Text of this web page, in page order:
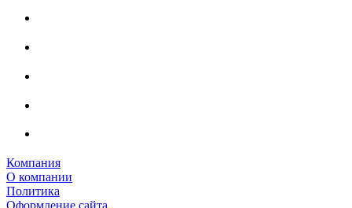
Компания
О компании
Политика
Оформление сайта